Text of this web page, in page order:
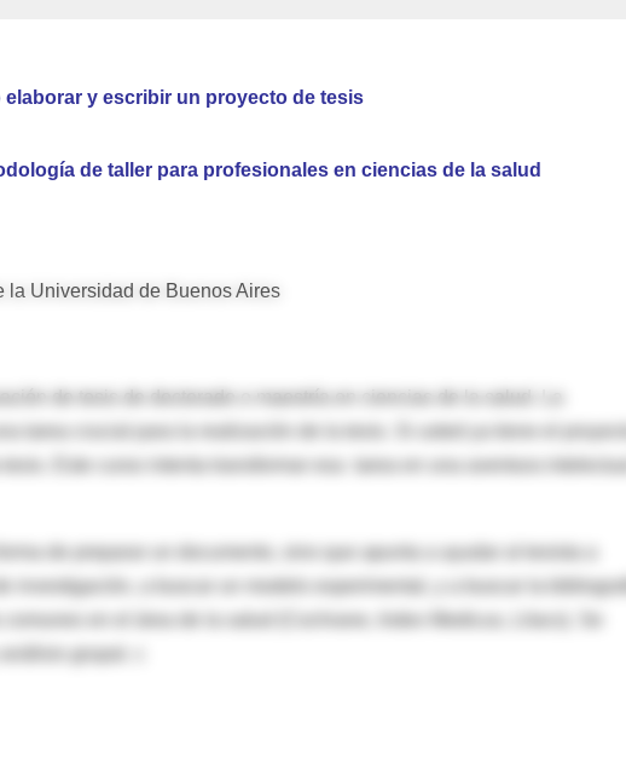
elaborar y escribir un proyecto de tesis
de taller para profesionales en ciencias de la salud
la Universidad de Buenos Aires
de tesis de doctorado o maestría en ciencias de la salud. La
Este curso intenta transformar esa tarea en una aventura intelectual
de preparar un documento, sino que apunta a ayudar al tesista a
investigación, a buscar un modelo experimental, y a buscar la
grupal. c